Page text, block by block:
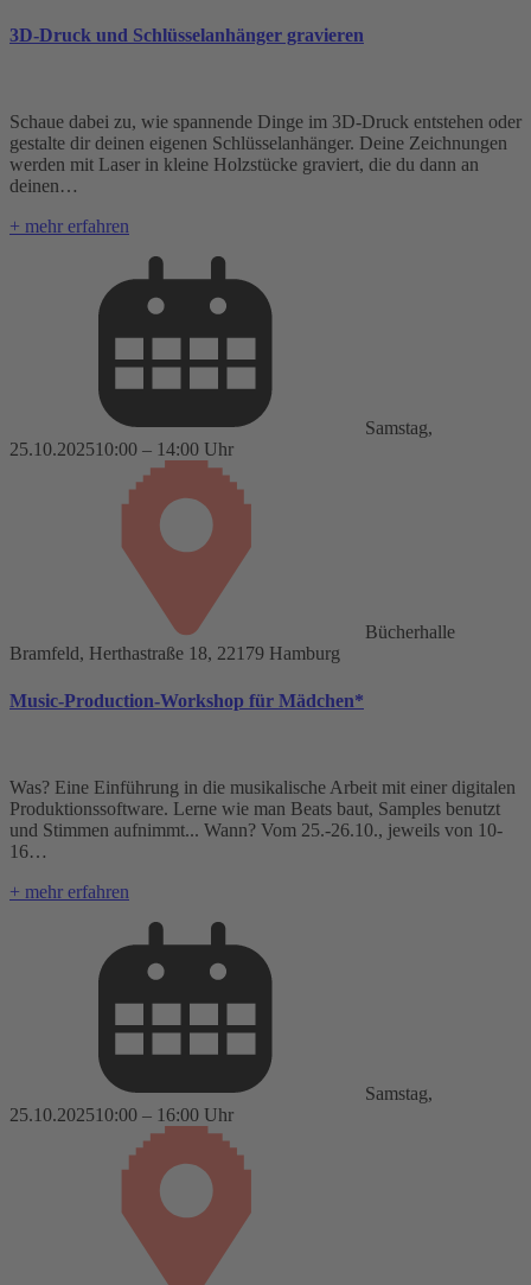
3D-Druck und Schlüsselanhänger gravieren
Schaue dabei zu, wie spannende Dinge im 3D-Druck entstehen oder
gestalte dir deinen eigenen Schlüsselanhänger. Deine Zeichnungen
werden mit Laser in kleine Holzstücke graviert, die du dann an
deinen…
+ mehr erfahren
Samstag,
25.10.202510:00 – 14:00 Uhr
Bücherhalle
Bramfeld, Herthastraße 18, 22179 Hamburg
Music-Production-Workshop für Mädchen*
Was? Eine Einführung in die musikalische Arbeit mit einer digitalen
Produktionssoftware. Lerne wie man Beats baut, Samples benutzt
und Stimmen aufnimmt... Wann? Vom 25.-26.10., jeweils von 10-
16…
+ mehr erfahren
Samstag,
25.10.202510:00 – 16:00 Uhr